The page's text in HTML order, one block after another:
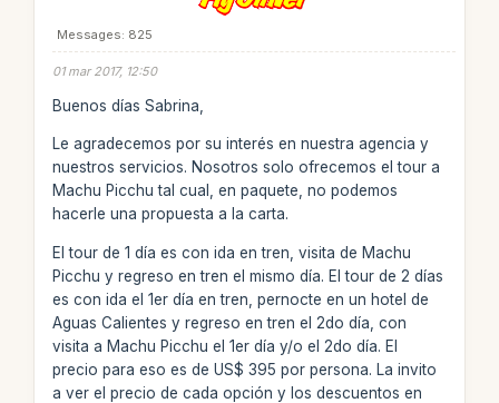
Messages: 825
01 mar 2017, 12:50
Buenos días Sabrina,
Le agradecemos por su interés en nuestra agencia y
nuestros servicios. Nosotros solo ofrecemos el tour a
Machu Picchu tal cual, en paquete, no podemos
hacerle una propuesta a la carta.
El tour de 1 día es con ida en tren, visita de Machu
Picchu y regreso en tren el mismo día. El tour de 2 días
es con ida el 1er día en tren, pernocte en un hotel de
Aguas Calientes y regreso en tren el 2do día, con
visita a Machu Picchu el 1er día y/o el 2do día. El
precio para eso es de US$ 395 por persona. La invito
a ver el precio de cada opción y los descuentos en